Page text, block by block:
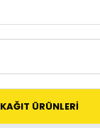
KAĞIT ÜRÜNLERİ